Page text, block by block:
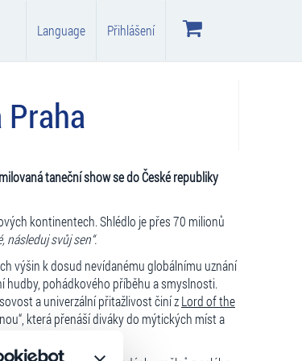
Language Přihlášení
Praha
taneční show se do České republiky
kontinentech. Shlédlo je přes 70 milionů
následuj svůj sen“.
výšin k dosud nevídanému globálnímu uznání
pohádkového příběhu a smyslnosti.
a univerzální přitažlivost činí zLord of the
která přenáší diváky do mýtických míst a